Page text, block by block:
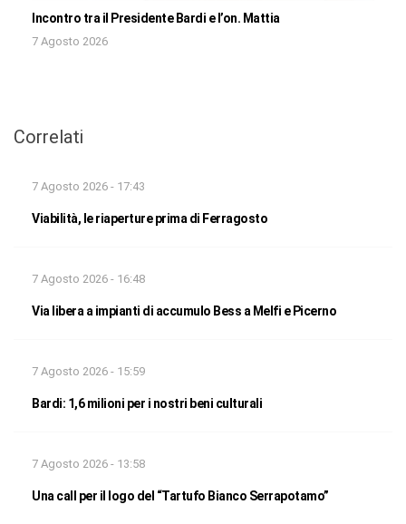
Incontro tra il Presidente Bardi e l’on. Mattia
7 Agosto 2026
Correlati
7 Agosto 2026 - 17:43
Viabilità, le riaperture prima di Ferragosto
7 Agosto 2026 - 16:48
Via libera a impianti di accumulo Bess a Melfi e Picerno
7 Agosto 2026 - 15:59
Bardi: 1,6 milioni per i nostri beni culturali
7 Agosto 2026 - 13:58
Una call per il logo del “Tartufo Bianco Serrapotamo”